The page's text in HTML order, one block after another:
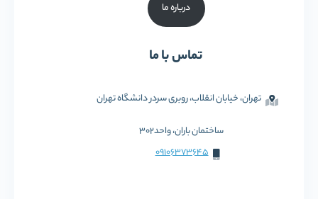
درباره ما
تماس با ما
تهران، خیابان انقلاب، روبری سردر دانشگاه تهران
ساختمان باران، واحد302
09106373645